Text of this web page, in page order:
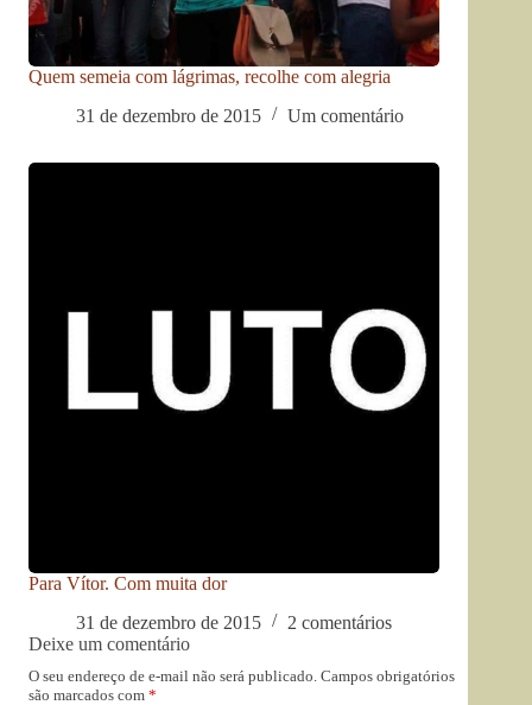
Quem semeia com lágrimas, recolhe com alegria
31 de dezembro de 2015
Um comentário
Para Vítor. Com muita dor
31 de dezembro de 2015
2 comentários
Deixe um comentário
O seu endereço de e-mail não será publicado. Campos obrigatórios
são marcados com *